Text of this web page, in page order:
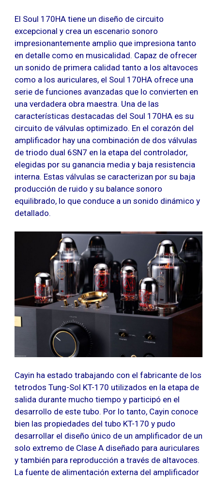
El Soul 170HA tiene un diseño de circuito
excepcional y crea un escenario sonoro
impresionantemente amplio que impresiona tanto
en detalle como en musicalidad. Capaz de ofrecer
un sonido de primera calidad tanto a los altavoces
como a los auriculares, el Soul 170HA ofrece una
serie de funciones avanzadas que lo convierten en
una verdadera obra maestra. Una de las
características destacadas del Soul 170HA es su
circuito de válvulas optimizado. En el corazón del
amplificador hay una combinación de dos válvulas
de triodo dual 6SN7 en la etapa del controlador,
elegidas por su ganancia media y baja resistencia
interna. Estas válvulas se caracterizan por su baja
producción de ruido y su balance sonoro
equilibrado, lo que conduce a un sonido dinámico y
detallado.
Cayin ha estado trabajando con el fabricante de los
tetrodos Tung-Sol KT-170 utilizados en la etapa de
salida durante mucho tiempo y participó en el
desarrollo de este tubo. Por lo tanto, Cayin conoce
bien las propiedades del tubo KT-170 y pudo
desarrollar el diseño único de un amplificador de un
solo extremo de Clase A diseñado para auriculares
y también para reproducción a través de altavoces.
La fuente de alimentación externa del amplificador